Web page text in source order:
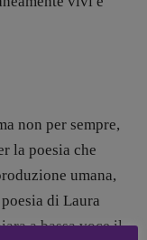
non per sempre,
la poesia che
umana,
di Laura
a bassa voce il